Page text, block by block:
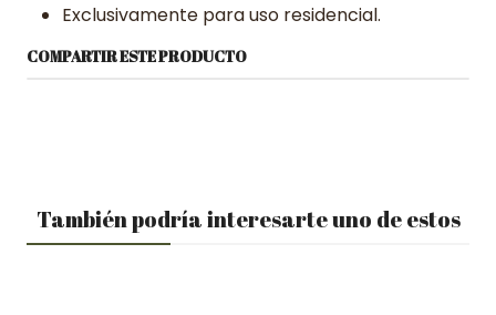
Exclusivamente para uso residencial.
COMPARTIR ESTE PRODUCTO
También podría interesarte uno de estos